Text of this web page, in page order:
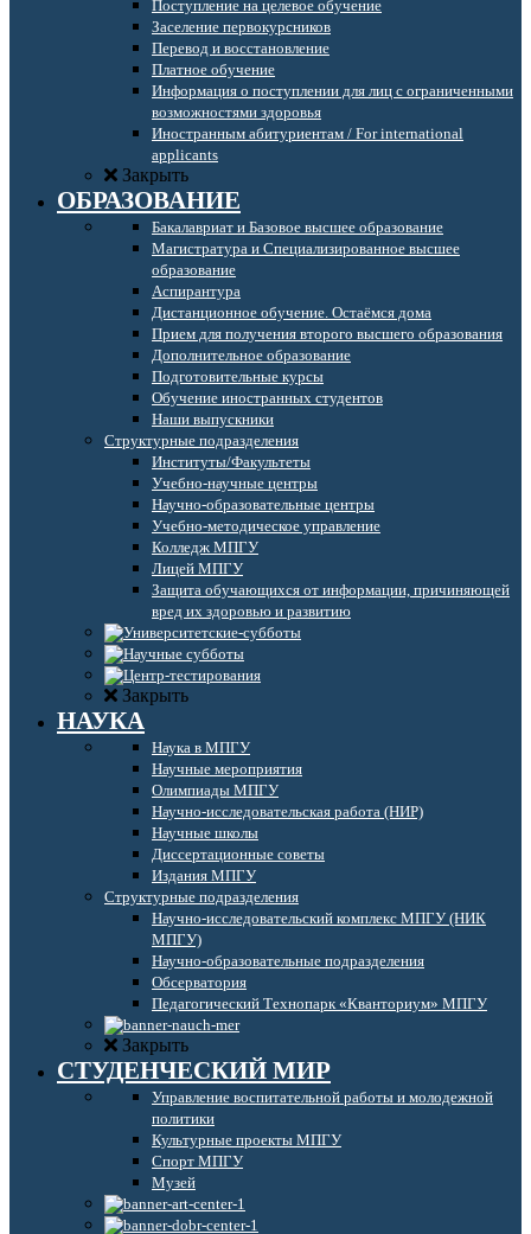
Поступление на целевое обучение
Заселение первокурсников
Перевод и восстановление
Платное обучение
Информация о поступлении для лиц с ограниченными
возможностями здоровья
Иностранным абитуриентам / For international
applicants
Закрыть
ОБРАЗОВАНИЕ
Бакалавриат и Базовое высшее образование
Магистратура и Специализированное высшее
образование
Аспирантура
Дистанционное обучение. Остаёмся дома
Прием для получения второго высшего образования
Дополнительное образование
Подготовительные курсы
Обучение иностранных студентов
Наши выпускники
Структурные подразделения
Институты/Факультеты
Учебно-научные центры
Научно-образовательные центры
Учебно-методическое управление
Колледж МПГУ
Лицей МПГУ
Защита обучающихся от информации, причиняющей
вред их здоровью и развитию
Закрыть
НАУКА
Наука в МПГУ
Научные мероприятия
Олимпиады МПГУ
Научно-исследовательская работа (НИР)
Научные школы
Диссертационные советы
Издания МПГУ
Структурные подразделения
Научно-исследовательский комплекс МПГУ (НИК
МПГУ)
Научно-образовательные подразделения
Обсерватория
Педагогический Технопарк «Кванториум» МПГУ
Закрыть
СТУДЕНЧЕСКИЙ МИР
Управление воспитательной работы и молодежной
политики
Культурные проекты МПГУ
Спорт МПГУ
Музей